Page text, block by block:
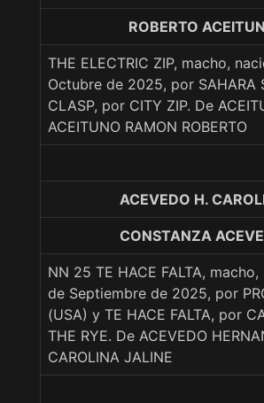
ROBERTO
THE ELECTRIC ZIP, macho,
Octubre de 2025, por SAHARA
CLASP, por CITY ZIP. De
ACEITUNO RAMON ROBERTO
ACEVEDO H.
CONSTANZA
NN 25 TE HACE FALTA,
de Septiembre de 2025, por
(USA) y TE HACE FALTA, por
THE RYE. De ACEVEDO
CAROLINA JALINE